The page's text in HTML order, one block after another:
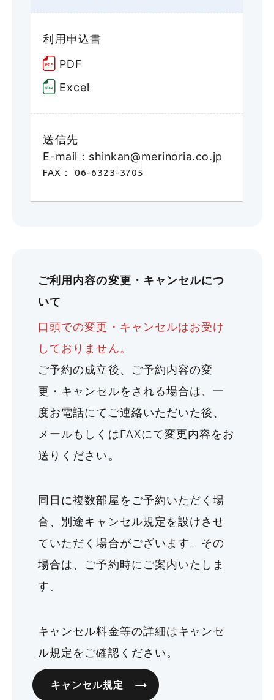
利用申込書
PDF
Excel
送信先
E-mail：shinkan@merinoria.co.jp
FAX： 06-6323-3705
ご利用内容の変更・キャンセルにつ
いて
口頭での変更・キャンセルはお受け
しておりません。
ご予約の成立後、ご予約内容の変
更・キャンセルをされる場合は、一
度お電話にてご連絡いただいた後、
メールもしくはFAXにて変更内容をお
送りください。
同日に複数部屋をご予約いただく場
合、別途キャンセル規定を設けさせ
ていただく場合がございます。その
場合は、ご予約時にご案内いたしま
す。
キャンセル料金等の詳細はキャンセ
ル規定をご確認ください。
キャンセル規定